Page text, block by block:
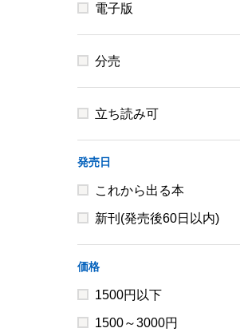
電子版
分売
立ち読み可
発売日
これから出る本
新刊(発売後60日以内)
価格
1500円以下
1500～3000円